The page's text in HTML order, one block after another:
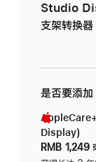
Studio
支架转换器
是否要添
AppleCare+
Display)
RMB 1,249